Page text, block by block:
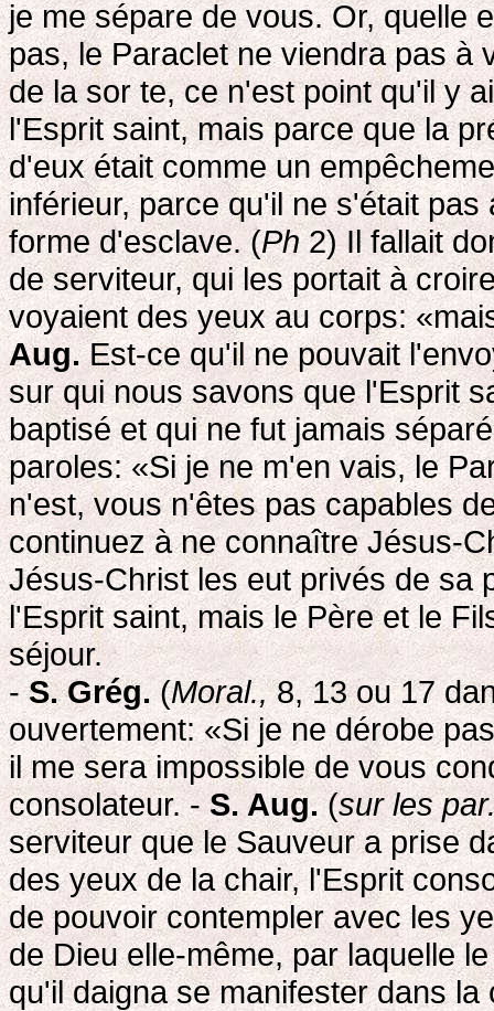
je me sépare de vous. Or, quelle
pas, le Paraclet ne viendra pas à
de la sor te, ce n'est point qu'il y
l'Esprit saint, mais parce que la
d'eux était comme un
inférieur, parce qu'il ne s'était
forme d'esclave. (Ph2) Il fallait
de serviteur, qui les portait à
voyaient des yeux au corps:
Aug.Est-ce qu'il ne pouvait
sur qui nous savons que l'Esprit
baptisé et qui ne fut jamais
paroles: «Si je ne m'en vais, le
n'est, vous n'êtes pas capables
continuez à ne connaître Jésus-
Jésus-Christ les eut privés de sa
l'Esprit saint, mais le Père et le
séjour.
-S. Grég.(Moral.,8, 13 ou 17
ouvertement: «Si je ne dérobe
il me sera impossible de vous
consolateur. -S. Aug.(sur les
serviteur que le Sauveur a prise
des yeux de la chair, l'Esprit
de pouvoir contempler avec les
de Dieu elle-même, par laquelle
qu'il daigna se manifester dans la